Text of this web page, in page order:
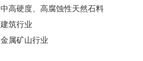
中高硬度、高腐蚀性天然石料
建筑行业
金属矿山行业